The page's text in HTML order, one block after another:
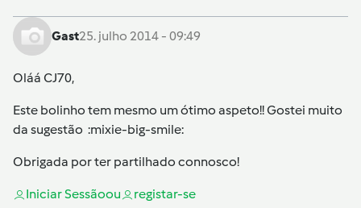
Gast25. julho 2014 - 09:49
Oláá CJ70,
Este bolinho tem mesmo um ótimo aspeto!! Gostei muito
da sugestão :mixie-big-smile:
Obrigada por ter partilhado connosco!
Iniciar Sessãoou registar-se